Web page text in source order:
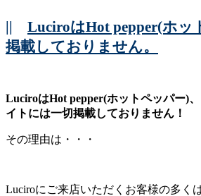
|| LuciroはHot pepper(ホッ
掲載しておりません。
LuciroはHot pepper(ホットペッパー)
イトには一切掲載しておりません！
その理由は・・・
Luciroにご来店いただくお客様の多く